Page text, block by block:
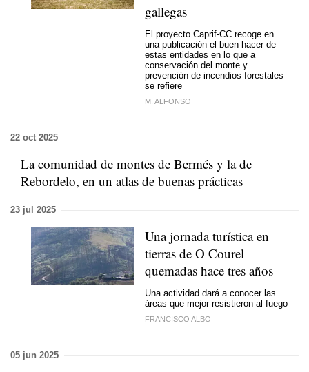
gallegas
El proyecto Caprif-CC recoge en
una publicación el buen hacer de
estas entidades en lo que a
conservación del monte y
prevención de incendios forestales
se refiere
M. ALFONSO
22 oct 2025
La comunidad de montes de Bermés y la de
Rebordelo, en un atlas de buenas prácticas
23 jul 2025
Una jornada turística en
tierras de O Courel
quemadas hace tres años
Una actividad dará a conocer las
áreas que mejor resistieron al fuego
FRANCISCO ALBO
05 jun 2025